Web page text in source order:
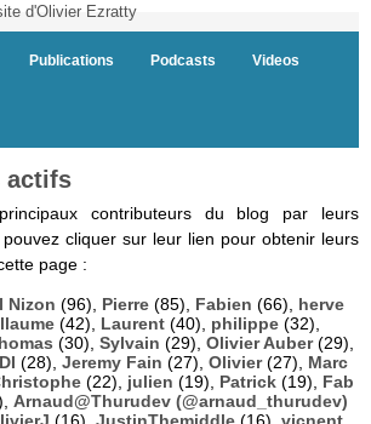
Publications Podcasts Videos
actifs
contributeurs du blog par leurs
cliquer sur leur lien pour obtenir leurs
page :
Nizon (96), Pierre (85), Fabien (66), herve
(42), Laurent (40), philippe (32),
(30), Sylvain (29), Olivier Auber(29),
(28), Jeremy Fain (27), Olivier(27), Marc
(22), julien (19), Patrick (19), Fab
Arnaud@Thurudev (@arnaud_thurudev)